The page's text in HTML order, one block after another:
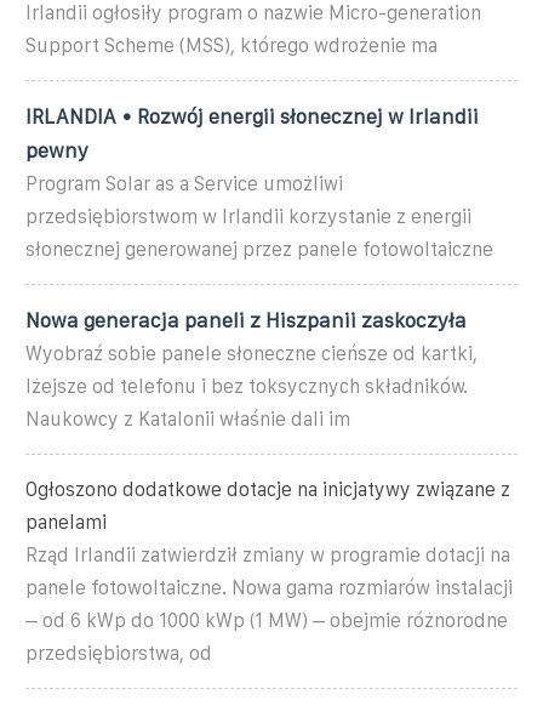
Irlandii ogłosiły program o nazwie Micro-generation
Support Scheme (MSS), którego wdrożenie ma
IRLANDIA • Rozwój energii słonecznej w Irlandii
pewny
Program Solar as a Service umożliwi
przedsiębiorstwom w Irlandii korzystanie z energii
słonecznej generowanej przez panele fotowoltaiczne
Nowa generacja paneli z Hiszpanii zaskoczyła
Wyobraź sobie panele słoneczne cieńsze od kartki,
lżejsze od telefonu i bez toksycznych składników.
Naukowcy z Katalonii właśnie dali im
Ogłoszono dodatkowe dotacje na inicjatywy związane z
panelami
Rząd Irlandii zatwierdził zmiany w programie dotacji na
panele fotowoltaiczne. Nowa gama rozmiarów instalacji
– od 6 kWp do 1000 kWp (1 MW) – obejmie różnorodne
przedsiębiorstwa, od